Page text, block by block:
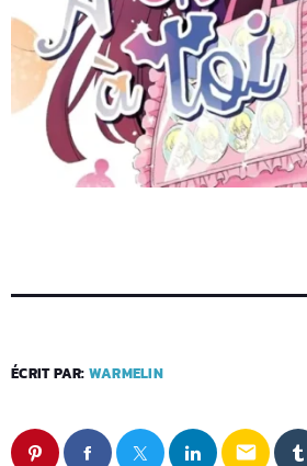
ÉCRIT PAR: WARMELIN
email